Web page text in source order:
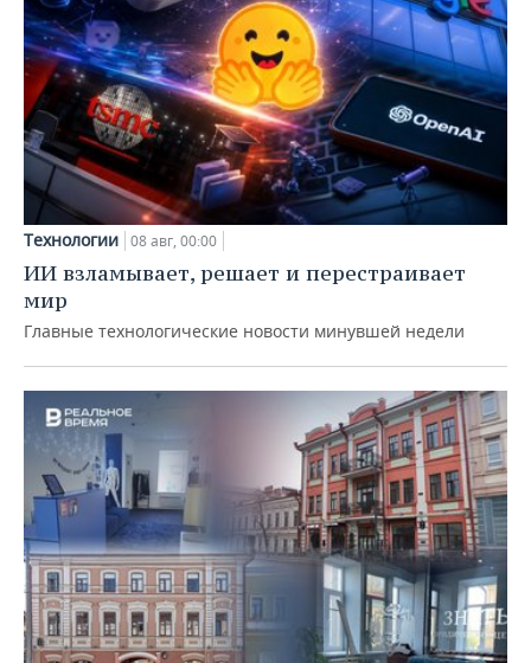
Технологии 08 авг, 00:00
ИИ взламывает, решает и перестраивает
мир
Главные технологические новости минувшей недели